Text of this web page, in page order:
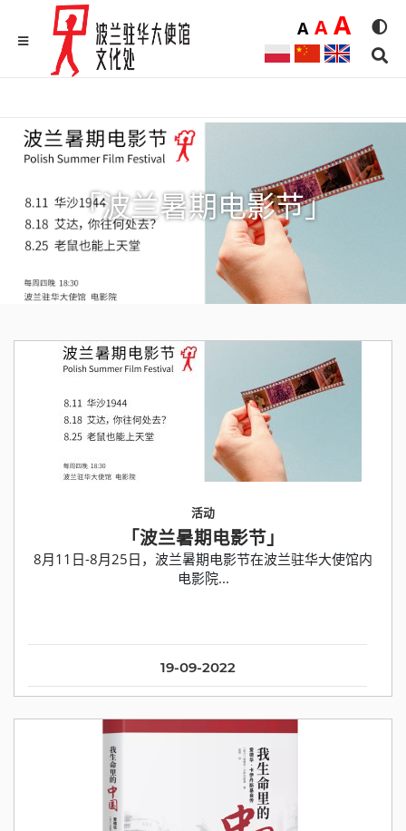
ADomyślna
AŚrednia
A
「波兰暑期电影节」
19-09-2022
活动
「波兰暑期电影节」
8月11日-8月25日，波兰暑期电影节在波兰驻华大使馆内
电影院...